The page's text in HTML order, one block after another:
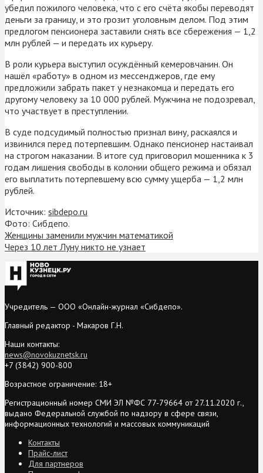
убедил пожилого человека, что с его счёта якобы переводят
деньги за границу, и это грозит уголовным делом. Под этим
предлогом пенсионера заставили снять все сбережения — 1,2
млн рублей — и передать их курьеру.
В роли курьера выступил осуждённый кемеровчанин. Он
нашёл «работу» в одном из мессенджеров, где ему
предложили забрать пакет у незнакомца и передать его
другому человеку за 10 000 рублей. Мужчина не подозревал,
что участвует в преступлении.
В суде подсудимый полностью признал вину, раскаялся и
извинился перед потерпевшим. Однако пенсионер настаивал
на строгом наказании. В итоге суд приговорил мошенника к 3
годам лишения свободы в колонии общего режима и обязал
его выплатить потерпевшему всю сумму ущерба — 1,2 млн
рублей.
Источник: sibdepo.ru
Фото: Сибдепо.
Женщины заменили мужчин математикой
Через 10 лет Луну никто не узнает
Учредитель — ООО «Онлайн-журнал «Сибдепо».
Главный редактор - Макаров Г.Н.
Наши контакты:
news@novokuznetsk.ru
+7 (3842) 900-800
Возрастное ограничение: 18+
Регистрационный номер СМИ ЭЛ №ФС 77-79664 от 27.11.2020 г.,
выдано Федеральной службой по надзору в сфере связи,
информационных технологий и массовых коммуникаций
Контакты
Прайс-лист
Для партнеров